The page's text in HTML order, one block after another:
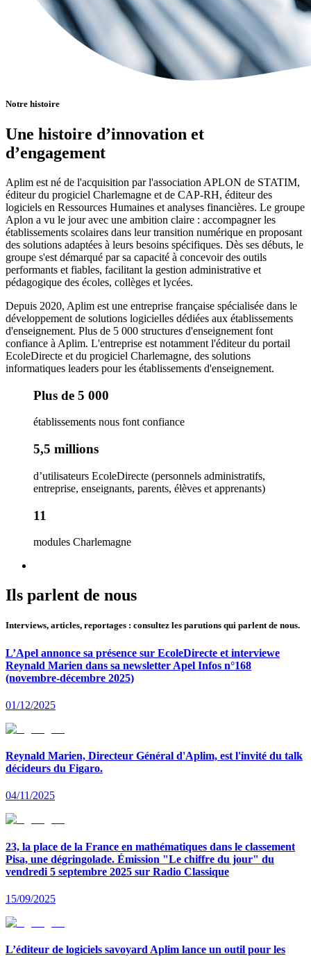
Notre histoire
Une histoire d’innovation et
d’engagement
Aplim est né de l'acquisition par l'association APLON de STATIM,
éditeur du progiciel Charlemagne et de CAP-RH, éditeur des
logiciels en Ressources Humaines et analyses financières. Le groupe
Aplon a vu le jour avec une ambition claire : accompagner les
établissements scolaires dans leur transition numérique en proposant
des solutions adaptées à leurs besoins spécifiques. Dès ses débuts, le
groupe s'est démarqué par sa capacité à concevoir des outils
performants et fiables, facilitant la gestion administrative et
pédagogique des écoles, collèges et lycées.
Depuis 2020, Aplim est une entreprise française spécialisée dans le
développement de solutions logicielles dédiées aux établissements
d'enseignement. Plus de 5 000 structures d'enseignement font
confiance à Aplim. L'entreprise est notamment l'éditeur du portail
EcoleDirecte et du progiciel Charlemagne, des solutions
informatiques leaders pour les établissements d'enseignement.
Plus de 5 000
établissements nous font confiance
5,5 millions
d’utilisateurs EcoleDirecte (personnels administratifs,
entreprise, enseignants, parents, élèves et apprenants)
11
modules Charlemagne
Ils parlent de nous
Interviews, articles, reportages : consultez les parutions qui parlent de nous.
L’Apel annonce sa présence sur EcoleDirecte et interviewe
Reynald Marien dans sa newsletter Apel Infos n°168
(novembre-décembre 2025)
01/12/2025
Reynald Marien, Directeur Général d'Aplim, est l'invité du talk
décideurs du Figaro.
04/11/2025
23, la place de la France en mathématiques dans le classement
Pisa, une dégringolade. Émission "Le chiffre du jour" du
vendredi 5 septembre 2025 sur Radio Classique
15/09/2025
L’éditeur de logiciels savoyard Aplim lance un outil pour les